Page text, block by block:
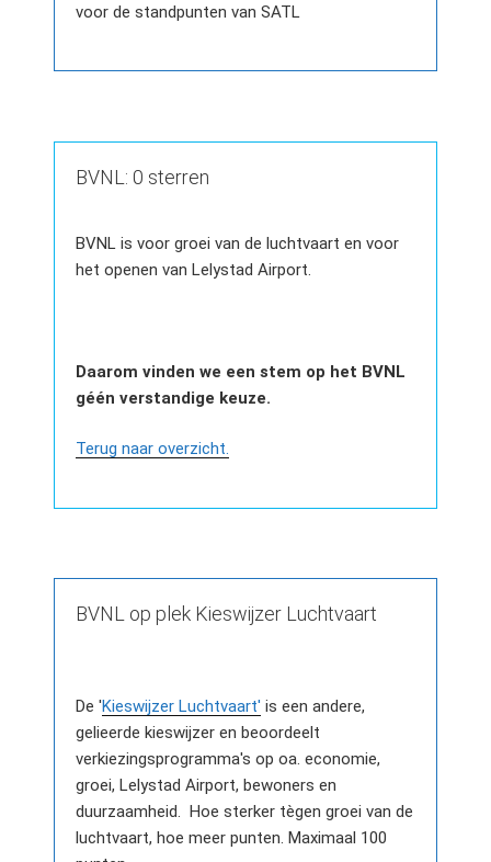
voor de standpunten van SATL
BVNL: 0 sterren
BVNL is voor groei van de luchtvaart en voor
het openen van Lelystad Airport.
Daarom vinden we een stem op het BVNL
géén verstandige keuze.
Terug naar overzicht.
BVNL op plek Kieswijzer Luchtvaart
De 'Kieswijzer Luchtvaart' is een andere,
gelieerde kieswijzer en beoordeelt
verkiezingsprogramma's op oa. economie,
groei, Lelystad Airport, bewoners en
duurzaamheid. Hoe sterker tègen groei van de
luchtvaart, hoe meer punten. Maximaal 100